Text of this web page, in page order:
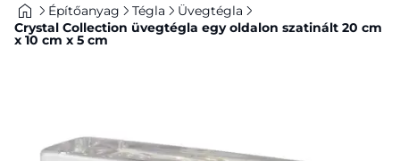
Építőanyag Tégla
Üvegtégla
Crystal Collection üvegtégla egy oldalon szatinált 20 cm
x 10 cm x 5 cm